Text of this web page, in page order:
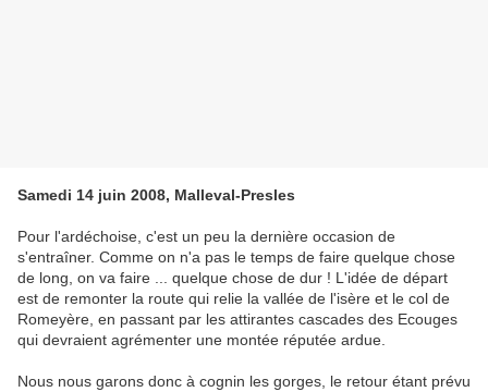
Samedi 14 juin 2008, Malleval-Presles
Pour l'ardéchoise, c'est un peu la dernière occasion de
s'entraîner. Comme on n'a pas le temps de faire quelque chose
de long, on va faire ... quelque chose de dur ! L'idée de départ
est de remonter la route qui relie la vallée de l'isère et le col de
Romeyère, en passant par les attirantes cascades des Ecouges
qui devraient agrémenter une montée réputée ardue.
Nous nous garons donc à cognin les gorges, le retour étant prévu